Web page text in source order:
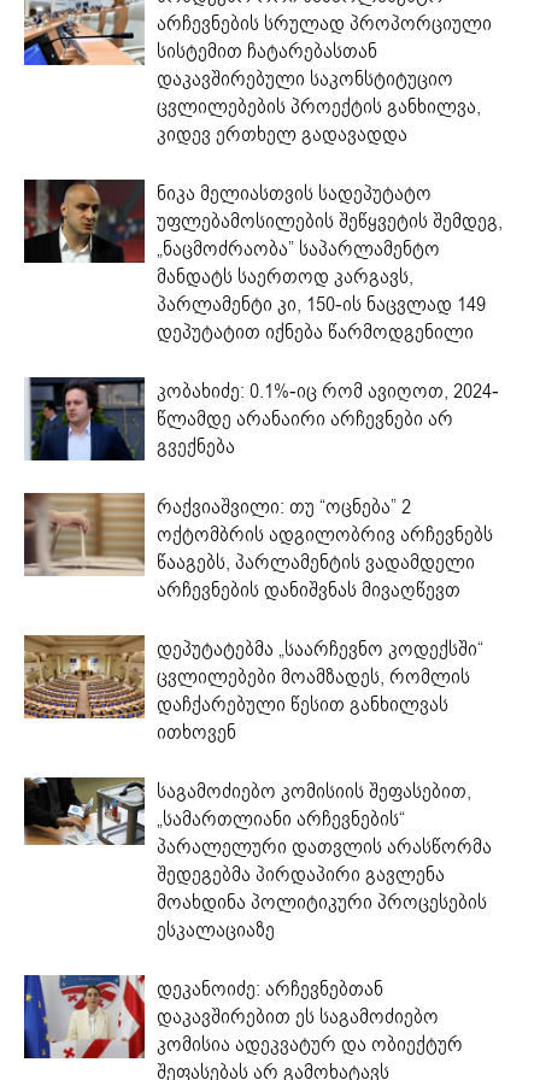
არჩევნების სრულად პროპორციული
სისტემით ჩატარებასთან
დაკავშირებული საკონსტიტუციო
ცვლილებების პროექტის განხილვა,
კიდევ ერთხელ გადავადდა
ნიკა მელიასთვის სადეპუტატო
უფლებამოსილების შეწყვეტის შემდეგ,
„ნაცმოძრაობა” საპარლამენტო
მანდატს საერთოდ კარგავს,
პარლამენტი კი, 150-ის ნაცვლად 149
დეპუტატით იქნება წარმოდგენილი
კობახიძე: 0.1%-იც რომ ავიღოთ, 2024-
წლამდე არანაირი არჩევნები არ
გვექნება
რაქვიაშვილი: თუ “ოცნება” 2
ოქტომბრის ადგილობრივ არჩევნებს
წააგებს, პარლამენტის ვადამდელი
არჩევნების დანიშვნას მივაღწევთ
დეპუტატებმა „საარჩევნო კოდექსში“
ცვლილებები მოამზადეს, რომლის
დაჩქარებული წესით განხილვას
ითხოვენ
საგამოძიებო კომისიის შეფასებით,
„სამართლიანი არჩევნების“
პარალელური დათვლის არასწორმა
შედეგებმა პირდაპირი გავლენა
მოახდინა პოლიტიკური პროცესების
ესკალაციაზე
დეკანოიძე: არჩევნებთან
დაკავშირებით ეს საგამოძიებო
კომისია ადეკვატურ და ობიექტურ
შეფასებას არ გამოხატავს